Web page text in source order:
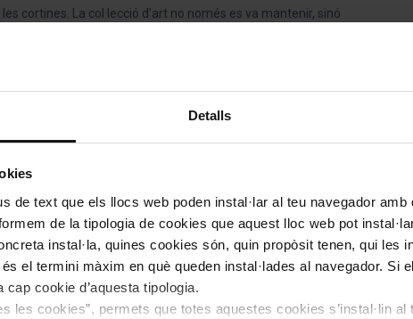
Detalls
de text que els llocs web poden instal·lar al teu navegador amb
de la tipologia de cookies que aquest lloc web pot
instal·la, quines cookies són, quin propòsit tenen, qui les
el termini màxim en què queden instal·lades al navegador. Si
cap cookie d’aquesta tipologia.
les cookies”, permets que totes aquestes cookies s’instal·lin al
cortines. La col·lecció d’art no només es va mantenir, sinó
de dibuixos i quadres que recorren els gairebé dos segles de
entre ells Alexander Fleming, i multitud de personalitats
Allen, García Lorca, Orson Welles i fins i tot el mateix Che
, de laRuta Vermelladel Barcelona Bus Turístic us deixa